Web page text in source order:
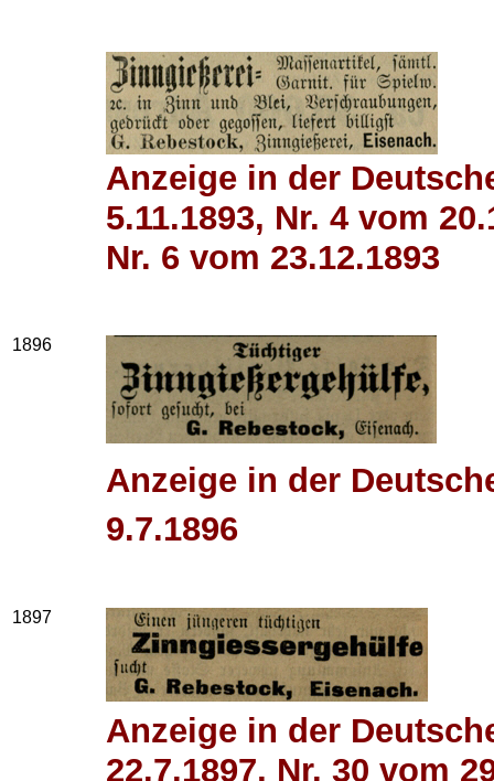
Anzeige in der
5.11.1893, Nr. 4 vom
Nr. 6 vom 23.12.1893
1896
Anzeige in der
9.7.1896
1897
Anzeige in der
22.7.1897, Nr. 30 vom